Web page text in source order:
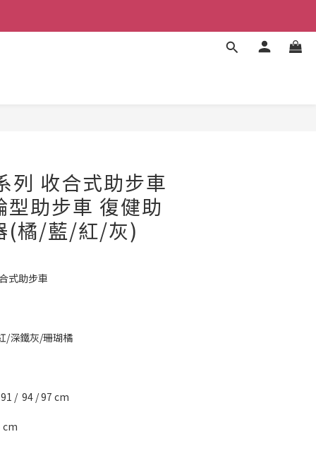
列 收合式助步車
型助步車 復健助
(橘/藍/紅/灰)
式助步車
/深鐵灰/珊瑚橘
/  94 / 97 cm
cm